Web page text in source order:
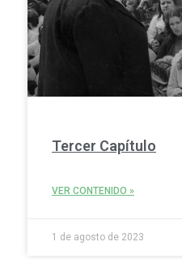
Tercer Capítulo
VER CONTENIDO »
1 de agosto de 2023